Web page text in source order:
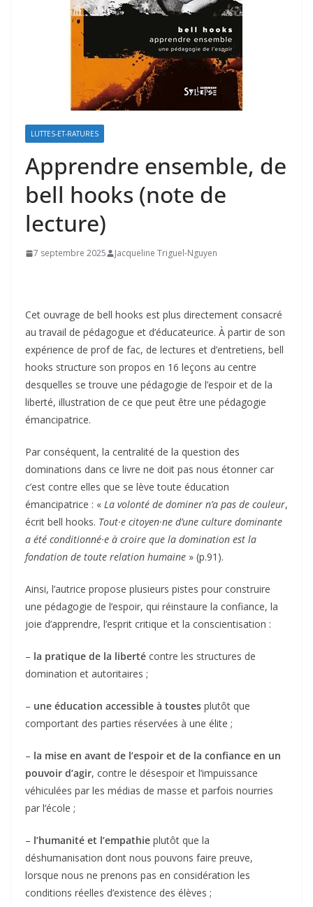
LUTTES-ET-RATURES
Apprendre ensemble, de
bell hooks (note de
lecture)
7 septembre 2025 Jacqueline Triguel-Nguyen
Cet ouvrage de bell hooks est plus directement consacré
au travail de pédagogue et d’éducateurice. À partir de son
expérience de prof de fac, de lectures et d’entretiens, bell
hooks structure son propos en 16 leçons au centre
desquelles se trouve une pédagogie de l’espoir et de la
liberté, illustration de ce que peut être une pédagogie
émancipatrice.
Par conséquent, la centralité de la question des
dominations dans ce livre ne doit pas nous étonner car
c’est contre elles que se lève toute éducation
émancipatrice : « La volonté de dominer n’a pas de couleur,
écrit bell hooks. Tout·e citoyen·ne d’une culture dominante
a été conditionné·e à croire que la domination est la
fondation de toute relation humaine » (p.91).
Ainsi, l’autrice propose plusieurs pistes pour construire
une pédagogie de l’espoir, qui réinstaure la confiance, la
joie d’apprendre, l’esprit critique et la conscientisation :
– la pratique de la liberté contre les structures de
domination et autoritaires ;
– une éducation accessible à toustes plutôt que
comportant des parties réservées à une élite ;
– la mise en avant de l’espoir et de la confiance en un
pouvoir d’agir, contre le désespoir et l’impuissance
véhiculées par les médias de masse et parfois nourries
par l’école ;
– l’humanité et l’empathie plutôt que la
déshumanisation dont nous pouvons faire preuve,
lorsque nous ne prenons pas en considération les
conditions réelles d’existence des élèves ;